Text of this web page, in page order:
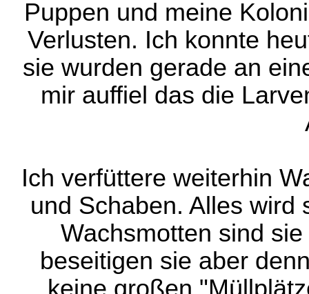
Puppen und meine
Verlusten. Ich konnte
sie wurden gerade an
mir auffiel das die
Ich verfüttere weiterhin
und Schaben. Alles wird
Wachsmotten sind
beseitigen sie aber